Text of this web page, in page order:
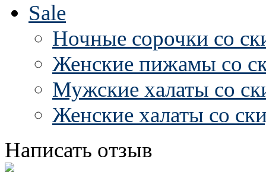
Sale
Ночные сорочки со
Женские пижамы со
Мужские халаты со
Женские халаты со
Написать отзыв